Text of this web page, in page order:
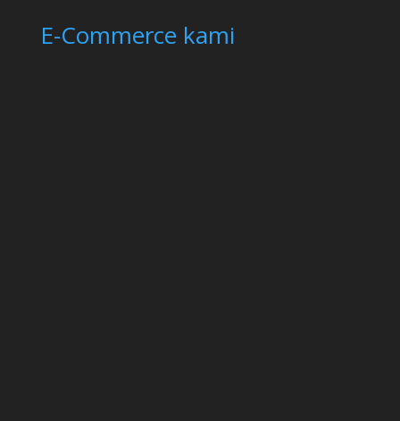
E-Commerce kami